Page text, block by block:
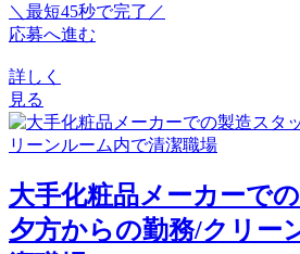
＼最短45秒で完了／
応募へ進む
詳しく
見る
大手化粧品メーカーで
夕方からの勤務/クリー